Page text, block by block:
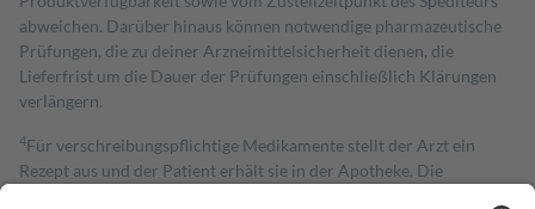
abweichen. Darüber hinaus können notwendige pharmazeutische
Prüfungen, die zu deiner Arzneimittelsicherheit dienen, die
Lieferfrist um die Dauer der Prüfungen einschließlich Klärungen
verlängern.
4Für verschreibungspflichtige Medikamente stellt der Arzt ein
Rezept aus und der Patient erhält sie in der Apotheke. Die